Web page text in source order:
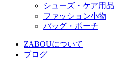
シューズ・ケア用品
ファッション小物
バッグ・ポーチ
ZABOUについて
ブログ